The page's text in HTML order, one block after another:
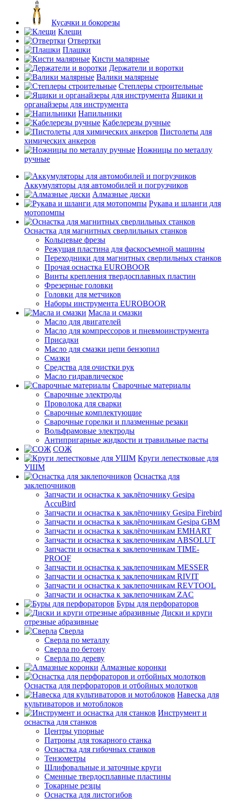
Кусачки и бокорезы
Клещи
Отвертки
Плашки
Кисти малярные
Держатели и воротки
Валики малярные
Степлеры строительные
Ящики и
органайзеры для инструмента
Напильники
Кабелерезы ручные
Пистолеты для
химических анкеров
Ножницы по металлу
ручные
Аккумуляторы для автомобилей и погрузчиков
Алмазные диски
Рукава и шланги для
мотопомпы
Оснастка для магнитных сверлильных станков
Кольцевые фрезы
Режущая пластина для фаскосъемной машины
Переходники для магнитных сверлильных станков
Прочая оснастка EUROBOOR
Винты крепления твердосплавных пластин
Фрезерные головки
Головки для метчиков
Наборы инструмента EUROBOOR
Масла и смазки
Масло для двигателей
Масло для компрессоров и пневмоинструмента
Присадки
Масло для смазки цепи бензопил
Смазки
Средства для очистки рук
Масло гидравлическое
Сварочные материалы
Сварочные электроды
Проволока для сварки
Сварочные комплектующие
Сварочные горелки и плазменные резаки
Вольфрамовые электроды
Антипригарные жидкости и травильные пасты
СОЖ
Круги лепестковые для
УШМ
Оснастка для
заклепочников
Запчасти и оснастка к заклёпочнику Gesipa
AccuBird
Запчасти и оснастка к заклёпочнику Gesipa Firebird
Запчасти и оснастка к заклёпочникам Gesipa GBM
Запчасти и оснастка к заклёпочникам EMHART
Запчасти и оснастка к заклепочникам ABSOLUT
Запчасти и оснастка к заклепочникам TIME-
PROOF
Запчасти и оснастка к заклепочникам MESSER
Запчасти и оснастка к заклепочникам RIVIT
Запчасти и оснастка к заклепочникам REVTOOL
Запчасти и оснастка к заклепочникам ZAC
Буры для перфораторов
Диски и круги
отрезные абразивные
Сверла
Сверла по металлу
Сверла по бетону
Сверла по дереву
Алмазные коронки
Оснастка для перфораторов и отбойных молотков
Навеска для
культиваторов и мотоблоков
Инструмент и
оснастка для станков
Центры упорные
Патроны для токарного станка
Оснастка для гибочных станков
Тензометры
Шлифовальные и заточные круги
Сменные твердосплавные пластины
Токарные резцы
Оснастка для листогибов